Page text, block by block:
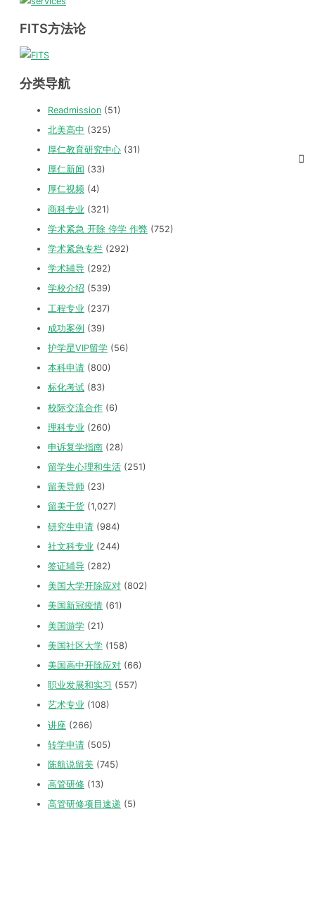
FITS方法论
分类导航
Readmission (51)
北美高中 (325)
厚仁教育研究中心 (31)
厚仁新闻 (33)
厚仁视频 (4)
商科专业 (321)
学术紧急 开除 停学 作弊 (752)
学术紧急专栏 (292)
学术辅导 (292)
学校介绍 (539)
工程专业 (237)
成功案例 (39)
护学星VIP留学 (56)
本科申请 (800)
标化考试 (83)
校际交流合作 (6)
理科专业 (260)
申诉复学指南 (28)
留学生心理和生活 (251)
留美导师 (23)
留美干货 (1,027)
研究生申请 (984)
社文科专业 (244)
签证辅导 (282)
美国大学开除应对 (802)
美国新冠疫情 (61)
美国游学 (21)
美国社区大学 (158)
美国高中开除应对 (66)
职业发展和实习 (557)
艺术专业 (108)
讲座 (266)
转学申请 (505)
陈航说留美 (745)
高管研修 (13)
高管研修项目速递 (5)